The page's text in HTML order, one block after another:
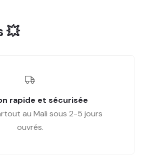
💥
rapide et sécurisée
au Mali sous 2-5 jours
ouvrés.